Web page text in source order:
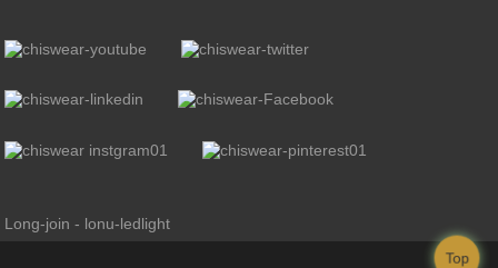
Long-join - lonu-ledlight
Top